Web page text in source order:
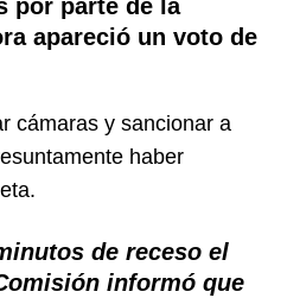
por parte de la
apareció un voto de
cámaras y sancionar a
haber
de receso el
informó que